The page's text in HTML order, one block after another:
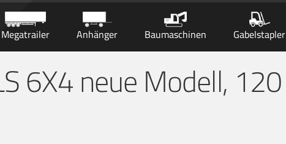
Megatrailer Anhänger Baumaschinen Gabelstapler
6X4 neue Modell, 120